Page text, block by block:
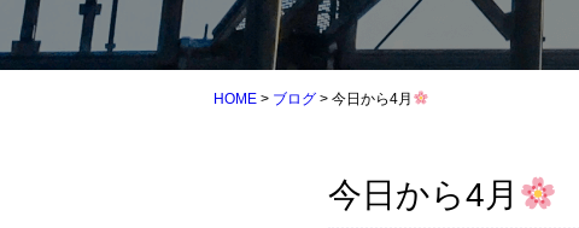
HOME > ブログ > 今日から4月
今日から4月